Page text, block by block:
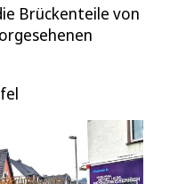
Brückenteile von